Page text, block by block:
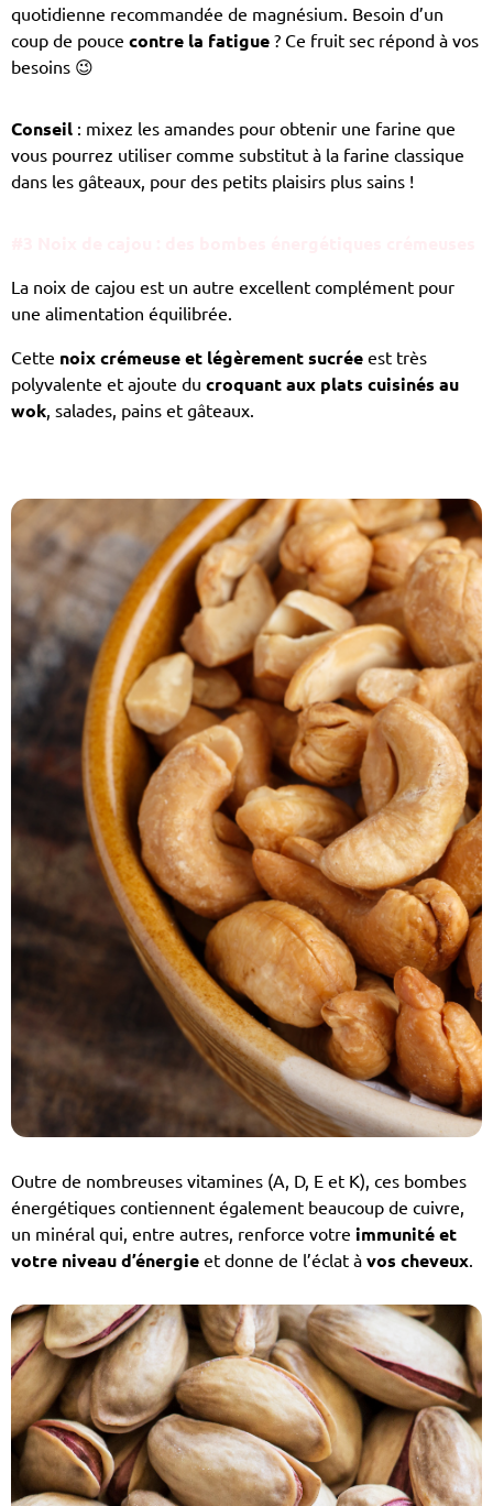
quotidienne recommandée de magnésium. Besoin d’un
coup de pouce contre la fatigue ? Ce fruit sec répond à vos
besoins 😉
Conseil : mixez les amandes pour obtenir une farine que
vous pourrez utiliser comme substitut à la farine classique
dans les gâteaux, pour des petits plaisirs plus sains !
La noix de cajou est un autre excellent complément pour
une alimentation équilibrée.
Cette noix crémeuse et légèrement sucrée est très
polyvalente et ajoute du croquant aux plats cuisinés au
wok, salades, pains et gâteaux.
Outre de nombreuses vitamines (A, D, E et K), ces bombes
énergétiques contiennent également beaucoup de cuivre,
un minéral qui, entre autres, renforce votre immunité et
votre niveau d’énergie et donne de l’éclat à vos cheveux.